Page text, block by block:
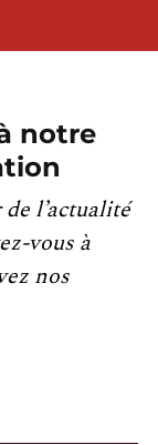
notre
l’actualité
vous à
nos